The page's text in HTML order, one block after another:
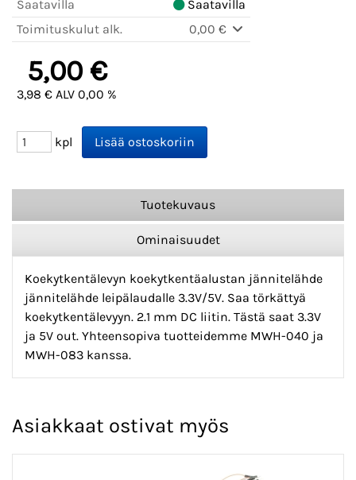
Saatavilla
Saatavilla
Toimituskulut alk.
0,00 €
5,00 €
3,98 € ALV 0,00 %
kpl
Tuotekuvaus
Ominaisuudet
Koekytkentälevyn koekytkentäalustan jännitelähde
jännitelähde leipälaudalle 3.3V/5V. Saa törkättyä
koekytkentälevyyn. 2.1 mm DC liitin. Tästä saat 3.3V
ja 5V out. Yhteensopiva tuotteidemme MWH-040 ja
MWH-083 kanssa.
Asiakkaat ostivat myös